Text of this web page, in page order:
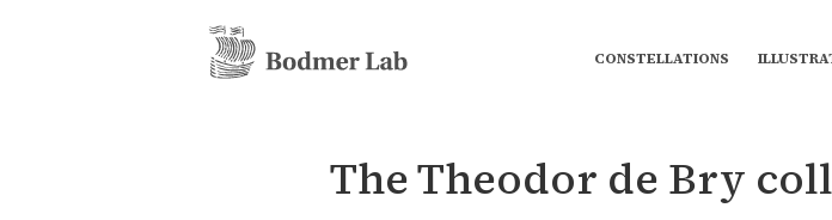
CONSTELLATIONS
The Theodor de Bry